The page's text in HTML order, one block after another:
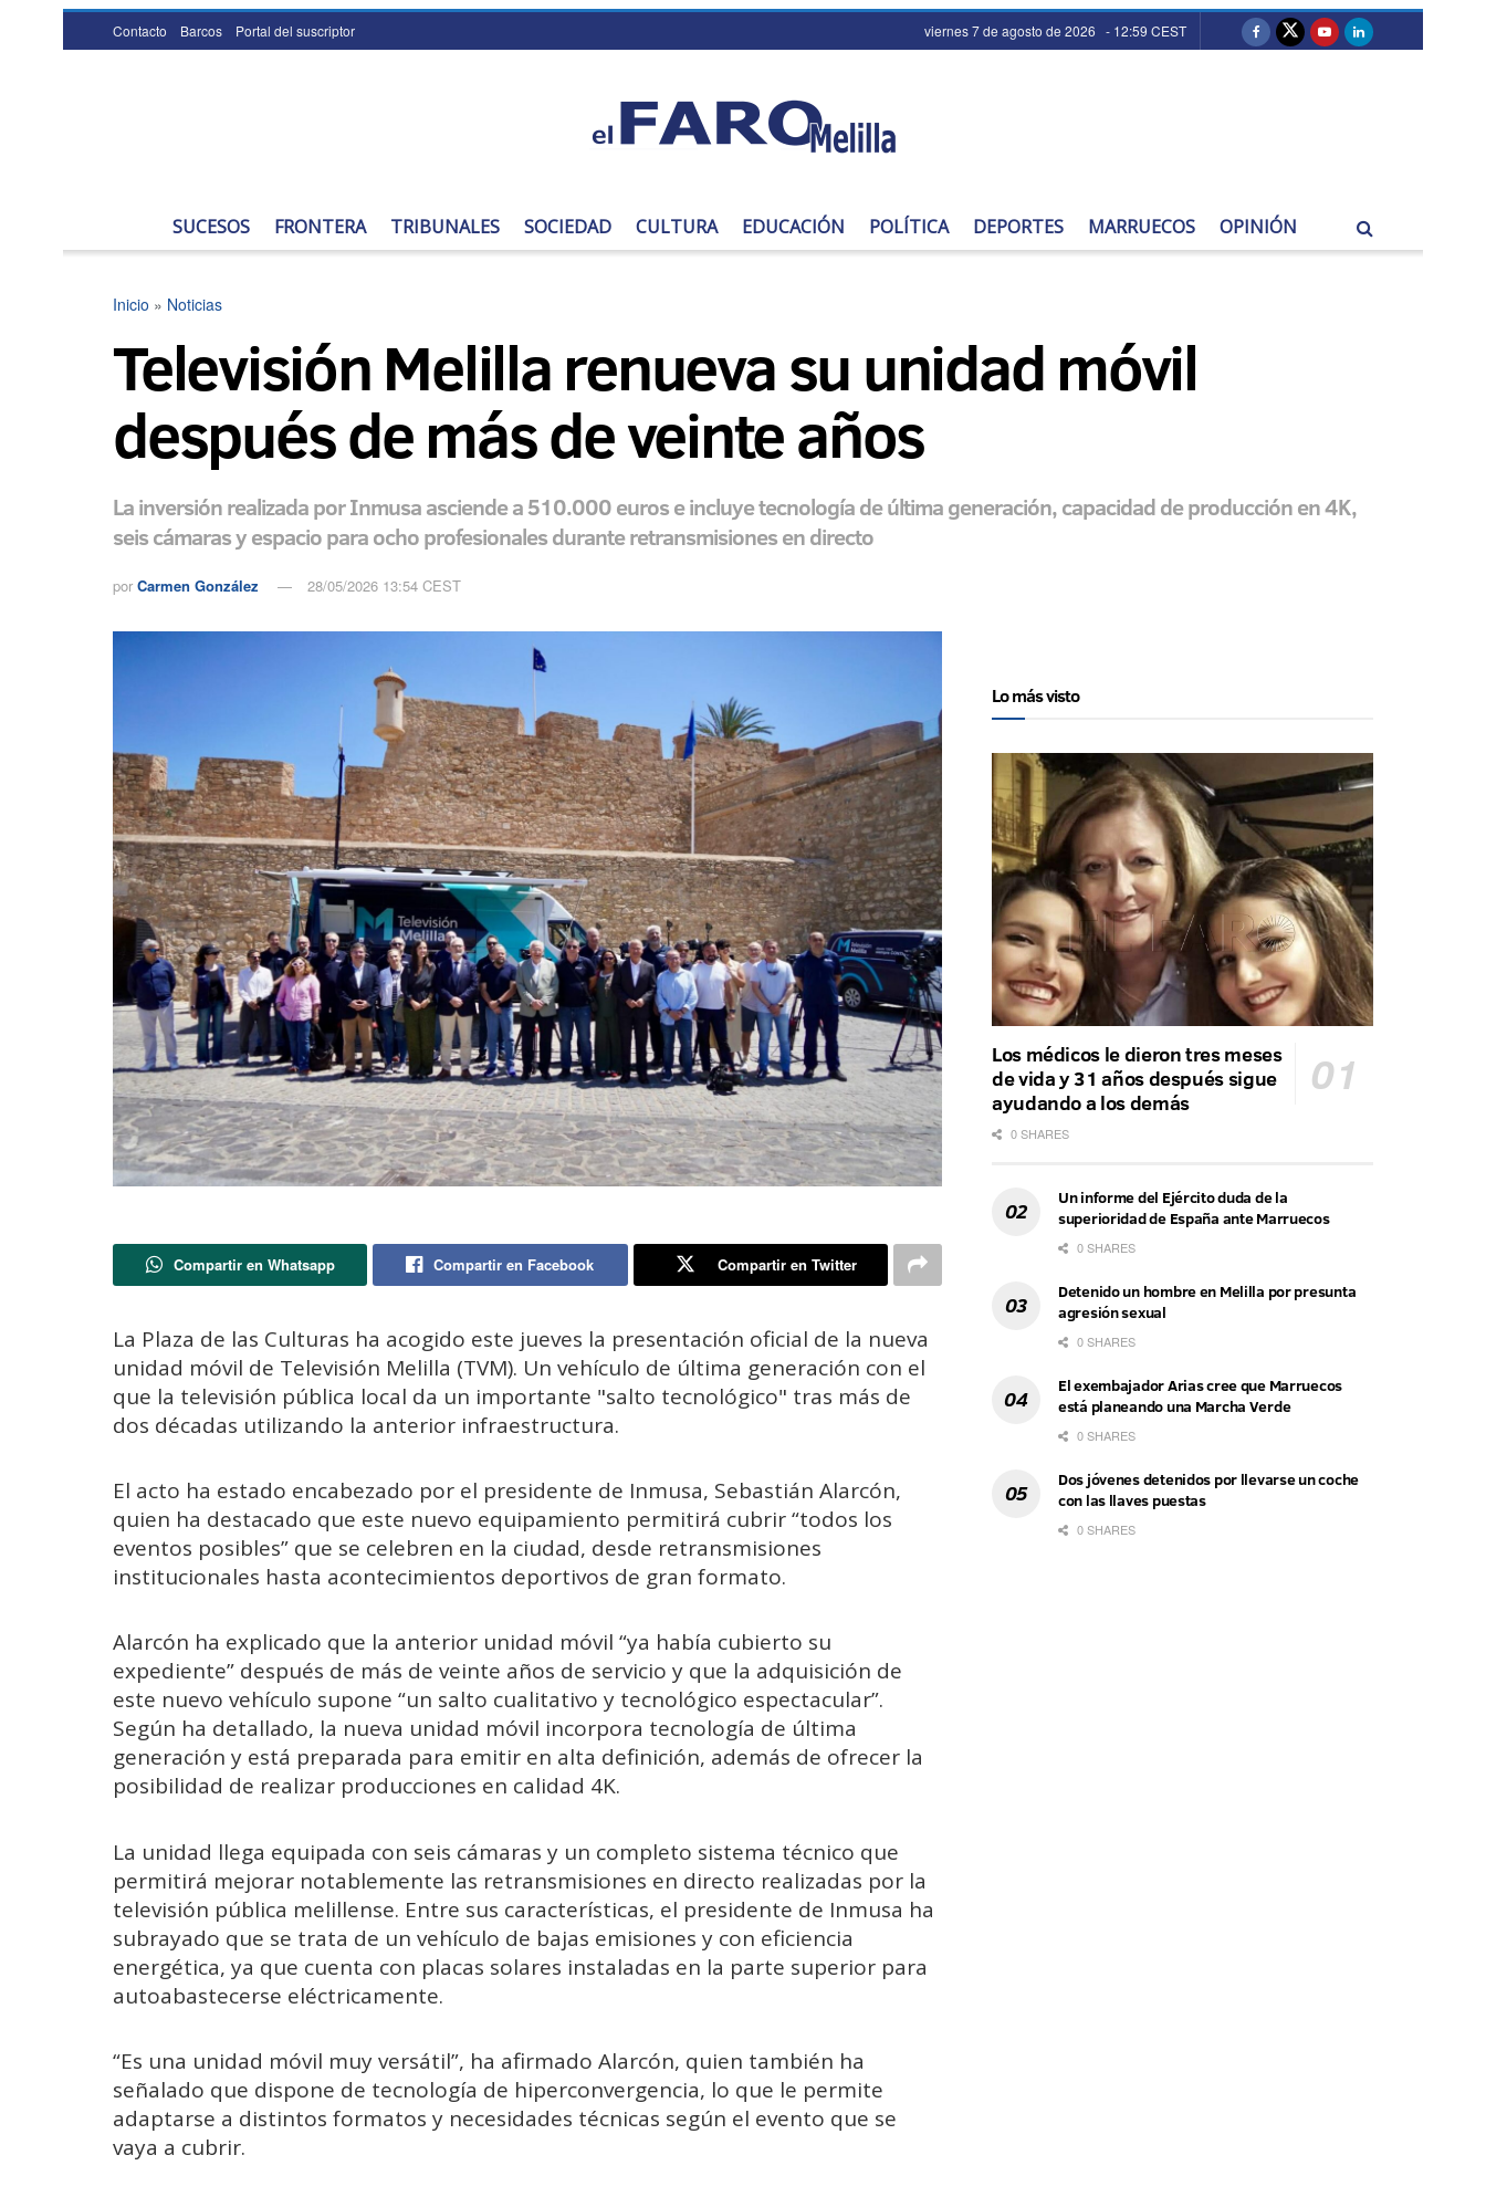
Contacto Barcos Portal del suscriptor viernes 7 de agosto de 2026 - 12:59 CEST
SUCESOS FRONTERA TRIBUNALES SOCIEDAD CULTURA EDUCACIÓN POLÍTICA DEPORTES MARRUECOS OPINIÓN
Inicio » Noticias
Televisión Melilla renueva su unidad móvil
después de más de veinte años
La inversión realizada por Inmusa asciende a 510.000 euros e incluye tecnología de última generación, capacidad de producción en 4K,
seis cámaras y espacio para ocho profesionales durante retransmisiones en directo
por Carmen González 28/05/2026 13:54 CEST
Compartir en Whatsapp Compartir en Facebook Compartir en Twitter
La Plaza de las Culturas ha acogido este jueves la presentación oficial de la nueva
unidad móvil de Televisión Melilla (TVM). Un vehículo de última generación con el
que la televisión pública local da un importante "salto tecnológico" tras más de
dos décadas utilizando la anterior infraestructura.
El acto ha estado encabezado por el presidente de Inmusa, Sebastián Alarcón,
quien ha destacado que este nuevo equipamiento permitirá cubrir “todos los
eventos posibles” que se celebren en la ciudad, desde retransmisiones
institucionales hasta acontecimientos deportivos de gran formato.
Alarcón ha explicado que la anterior unidad móvil “ya había cubierto su
expediente” después de más de veinte años de servicio y que la adquisición de
este nuevo vehículo supone “un salto cualitativo y tecnológico espectacular”.
Según ha detallado, la nueva unidad móvil incorpora tecnología de última
generación y está preparada para emitir en alta definición, además de ofrecer la
posibilidad de realizar producciones en calidad 4K.
La unidad llega equipada con seis cámaras y un completo sistema técnico que
permitirá mejorar notablemente las retransmisiones en directo realizadas por la
televisión pública melillense. Entre sus características, el presidente de Inmusa ha
subrayado que se trata de un vehículo de bajas emisiones y con eficiencia
energética, ya que cuenta con placas solares instaladas en la parte superior para
autoabastecerse eléctricamente.
“Es una unidad móvil muy versátil”, ha afirmado Alarcón, quien también ha
señalado que dispone de tecnología de hiperconvergencia, lo que le permite
adaptarse a distintos formatos y necesidades técnicas según el evento que se
vaya a cubrir.
Lo más visto
Los médicos le dieron tres meses
de vida y 31 años después sigue
ayudando a los demás
0 SHARES
Un informe del Ejército duda de la
superioridad de España ante Marruecos
0 SHARES
Detenido un hombre en Melilla por presunta
agresión sexual
0 SHARES
El exembajador Arias cree que Marruecos
está planeando una Marcha Verde
0 SHARES
Dos jóvenes detenidos por llevarse un coche
con las llaves puestas
0 SHARES